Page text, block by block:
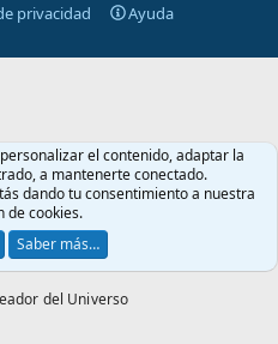
privacidad
Ayuda
el contenido, adaptar la
a mantenerte conectado.
dando tu consentimiento a nuestra
de cookies.
Saber más…
del Universo